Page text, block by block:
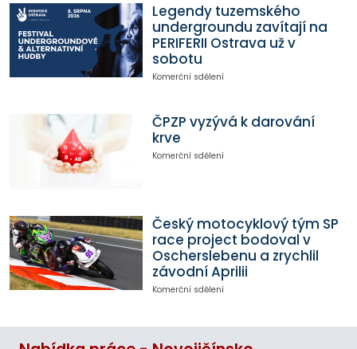
Legendy tuzemského
undergroundu zavítají na
PERIFERII Ostrava už v
sobotu
Komerční sdělení
ČPZP vyzývá k darování
krve
Komerční sdělení
Český motocyklový tým SP
race project bodoval v
Oscherslebenu a zrychlil
závodní Aprilii
Komerční sdělení